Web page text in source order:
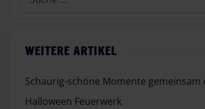
WEITERE ARTIKEL
Schaurig-schöne Momente
Halloween Feuerwerk